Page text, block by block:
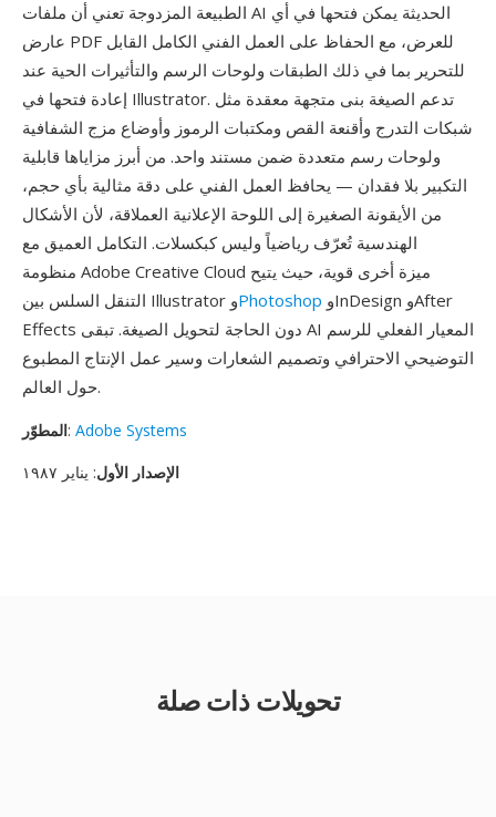
الطبيعة المزدوجة تعني أن ملفات AI الحديثة يمكن فتحها في أي
عارض PDF للعرض، مع الحفاظ على العمل الفني الكامل القابل
للتحرير بما في ذلك الطبقات ولوحات الرسم والتأثيرات الحية عند
إعادة فتحها في Illustrator. تدعم الصيغة بنى متجهة معقدة مثل
شبكات التدرج وأقنعة القص ومكتبات الرموز وأوضاع مزج الشفافية
ولوحات رسم متعددة ضمن مستند واحد. من أبرز مزاياها قابلية
التكبير بلا فقدان — يحافظ العمل الفني على دقة مثالية بأي حجم،
من الأيقونة الصغيرة إلى اللوحة الإعلانية العملاقة، لأن الأشكال
الهندسية تُعرّف رياضياً وليس كبكسلات. التكامل العميق مع
منظومة Adobe Creative Cloud ميزة أخرى قوية، حيث يتيح
التنقل السلس بين Illustrator وPhotoshop
Effects دون الحاجة لتحويل الصيغة. تبقى AI المعيار الفعلي للرسم
التوضيحي الاحترافي وتصميم الشعارات وسير عمل الإنتاج المطبوع
حول العالم.
المطوّر: Adobe Systems
الإصدار الأول: يناير ١٩٨٧
تحويلات ذات صلة